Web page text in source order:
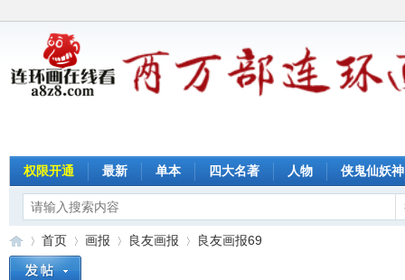
权限开通 最新 单本 四大名著 人物 侠鬼仙妖神
首页 画报 良友画报 良友画报69